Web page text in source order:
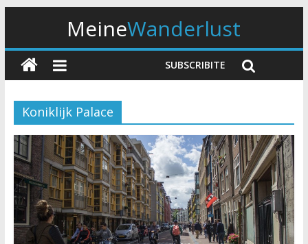
MeineWanderlust
SUBSCRIBITE
Koniklijk Palace